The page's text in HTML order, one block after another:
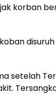
korban
setelah